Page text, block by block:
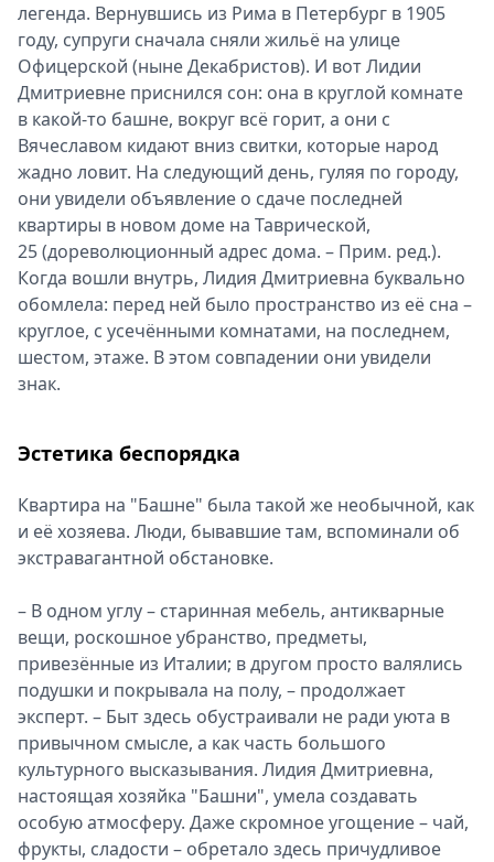
легенда. Вернувшись из Рима в Петербург в 1905
году, супруги сначала сняли жильё на улице
Офицерской (ныне Декабристов). И вот Лидии
Дмитриевне приснился сон: она в круглой комнате
в какой-то башне, вокруг всё горит, а они с
Вячеславом кидают вниз свитки, которые народ
жадно ловит. На следующий день, гуляя по городу,
они увидели объявление о сдаче последней
квартиры в новом доме на Таврической,
25 (дореволюционный адрес дома. – Прим. ред.).
Когда вошли внутрь, Лидия Дмитриевна буквально
обомлела: перед ней было пространство из её сна –
круглое, с усечёнными комнатами, на последнем,
шестом, этаже. В этом совпадении они увидели
знак.
Эстетика беспорядка
Квартира на "Башне" была такой же необычной, как
и её хозяева. Люди, бывавшие там, вспоминали об
экстравагантной обстановке.
– В одном углу – старинная мебель, антикварные
вещи, роскошное убранство, предметы,
привезённые из Италии; в другом просто валялись
подушки и покрывала на полу, – продолжает
эксперт. – Быт здесь обустраивали не ради уюта в
привычном смысле, а как часть большого
культурного высказывания. Лидия Дмитриевна,
настоящая хозяйка "Башни", умела создавать
особую атмосферу. Даже скромное угощение – чай,
фрукты, сладости – обретало здесь причудливое